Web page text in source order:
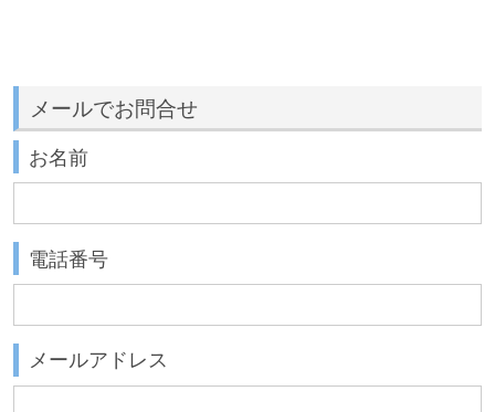
メールでお問合せ
お名前
電話番号
メールアドレス